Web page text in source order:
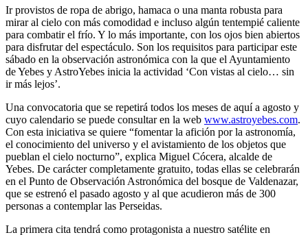
Ir provistos de ropa de abrigo, hamaca o una manta robusta para
mirar al cielo con más comodidad e incluso algún tentempié caliente
para combatir el frío. Y lo más importante, con los ojos bien abiertos
para disfrutar del espectáculo. Son los requisitos para participar este
sábado en la observación astronómica con la que el Ayuntamiento
de Yebes y AstroYebes inicia la actividad ‘Con vistas al cielo… sin
ir más lejos’.
Una convocatoria que se repetirá todos los meses de aquí a agosto y
cuyo calendario se puede consultar en la web www.astroyebes.com.
Con esta iniciativa se quiere “fomentar la afición por la astronomía,
el conocimiento del universo y el avistamiento de los objetos que
pueblan el cielo nocturno”, explica Miguel Cócera, alcalde de
Yebes. De carácter completamente gratuito, todas ellas se celebrarán
en el Punto de Observación Astronómica del bosque de Valdenazar,
que se estrenó el pasado agosto y al que acudieron más de 300
personas a contemplar las Perseidas.
La primera cita tendrá como protagonista a nuestro satélite en